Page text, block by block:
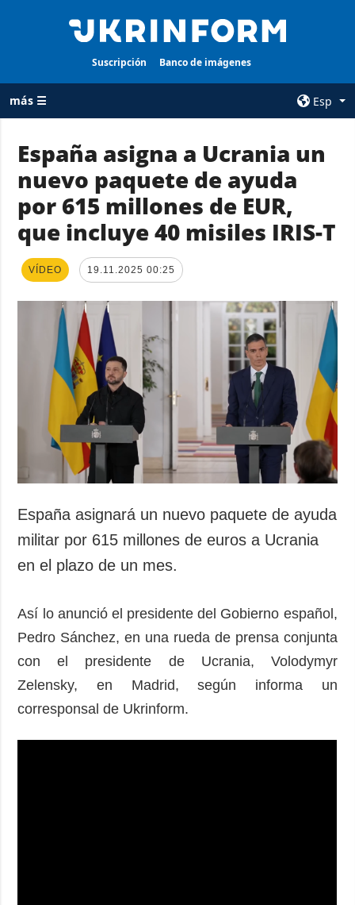
Suscripción Banco de imágenes
más ☰
Esp
TODAS LAS
CATEGORÍAS
Guerra
Reconstrucción
de Ucrania
Economía
Defensa
Sociedad y
Cultura
Deportes
Crimen
Desastres y
emergencias
AGENCIA
sobre la agencia
contacto
Política de
privacidad y
protección de
datos personales
ADICIONAL
Podcasts
Publicaciones
Fotos
Video
Releases
SERVICIOS
Suscripción
España asigna a Ucrania un
nuevo paquete de ayuda
por 615 millones de EUR,
que incluye 40 misiles IRIS-T
VÍDEO 19.11.2025 00:25
España asignará un nuevo paquete de ayuda
militar por 615 millones de euros a Ucrania
en el plazo de un mes.
Así lo anunció el presidente del Gobierno español,
Pedro Sánchez, en una rueda de prensa conjunta
con el presidente de Ucrania, Volodymyr
Zelensky, en Madrid, según informa un
corresponsal de Ukrinform.